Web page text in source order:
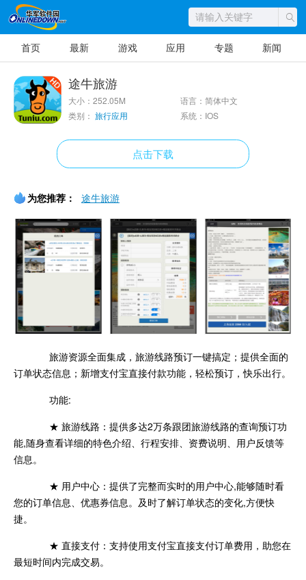
首页 最新 游戏 应用 专题 新闻
途牛旅游
大小：252.05M
语言：简体中文
类别： 旅行应用 系统：IOS
点击下载
为您推荐： 途牛旅游
旅游资源全面集成，旅游线路预订一键搞定；提供全面的
订单状态信息；新增支付宝直接付款功能，轻松预订，快乐出行。
功能:
★ 旅游线路：提供多达2万条跟团旅游线路的查询预订功
能,随身查看详细的特色介绍、行程安排、资费说明、用户反馈等
信息。
★ 用户中心：提供了完整而实时的用户中心,能够随时看
您的订单信息、优惠券信息。及时了解订单状态的变化,方便快
捷。
★ 直接支付：支持使用支付宝直接支付订单费用，助您在
最短时间内完成交易。